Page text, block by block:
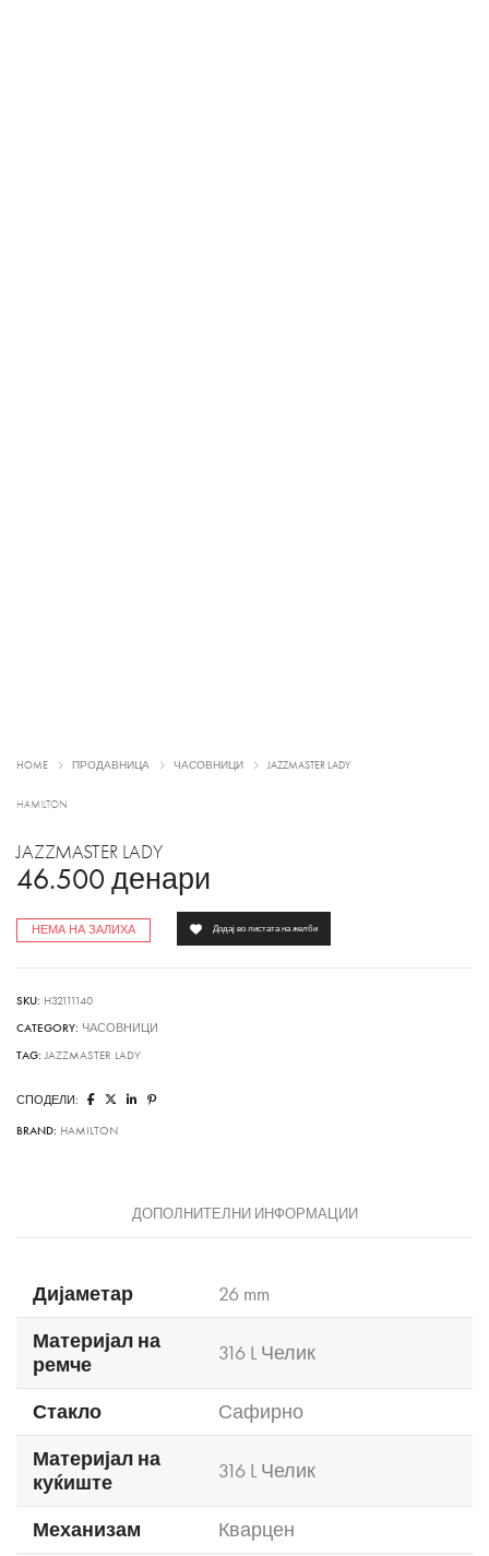
HOME ПРОДАВНИЦА ЧАСОВНИЦИ JAZZMASTER LADY
HAMILTON
JAZZMASTER LADY
46.500 денари
НЕМА НА ЗАЛИХА Додај во листата на желби
SKU: H32111140
CATEGORY: ЧАСОВНИЦИ
TAG:JAZZMASTER LADY
СПОДЕЛИ:
BRAND: HAMILTON
ДОПОЛНИТЕЛНИ ИНФОРМАЦИИ
Дијаметар
26 mm
Материјал на
ремче
316 L Челик
Стакло
Сафирно
Материјал на
куќиште
316 L Челик
Механизам
Кварцен